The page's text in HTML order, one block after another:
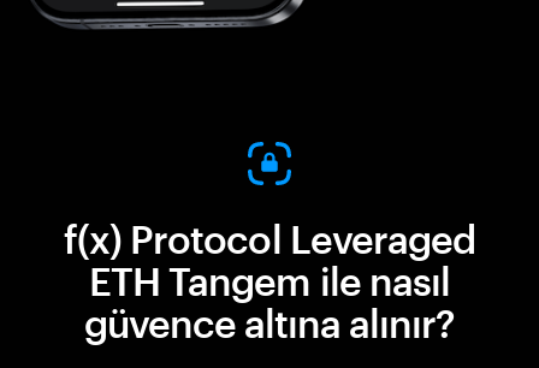
f(x) Protocol Leveraged
ETH Tangem ile nasıl
güvence altına alınır?